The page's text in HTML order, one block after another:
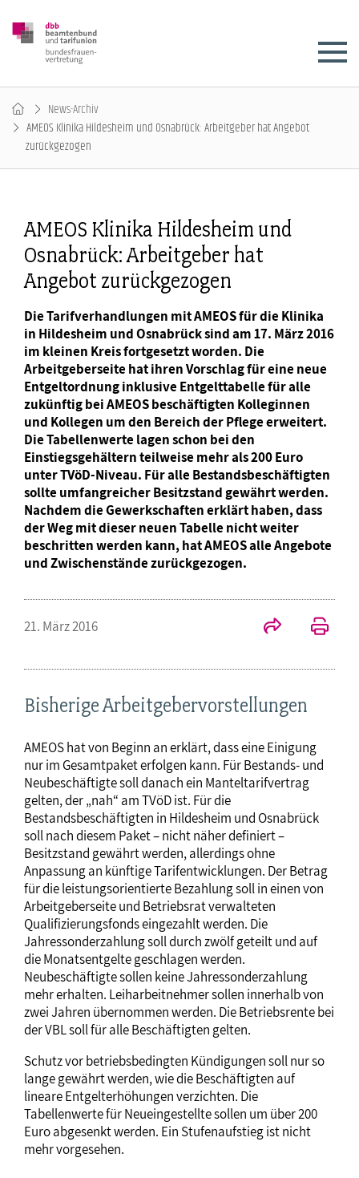
News-Archiv
AMEOS Klinika Hildesheim und Osnabrück: Arbeitgeber hat Angebot
zurückgezogen
AMEOS Klinika Hildesheim und
Osnabrück: Arbeitgeber hat
Angebot zurückgezogen
Die Tarifverhandlungen mit AMEOS für die Klinika
in Hildesheim und Osnabrück sind am 17. März 2016
im kleinen Kreis fortgesetzt worden. Die
Arbeitgeberseite hat ihren Vorschlag für eine neue
Entgeltordnung inklusive Entgelttabelle für alle
zukünftig bei AMEOS beschäftigten Kolleginnen
und Kollegen um den Bereich der Pflege erweitert.
Die Tabellenwerte lagen schon bei den
Einstiegsgehältern teilweise mehr als 200 Euro
unter TVöD-Niveau. Für alle Bestandsbeschäftigten
sollte umfangreicher Besitzstand gewährt werden.
Nachdem die Gewerkschaften erklärt haben, dass
der Weg mit dieser neuen Tabelle nicht weiter
beschritten werden kann, hat AMEOS alle Angebote
und Zwischenstände zurückgezogen.
21. März 2016
Bisherige Arbeitgebervorstellungen
AMEOS hat von Beginn an erklärt, dass eine Einigung
nur im Gesamtpaket erfolgen kann. Für Bestands- und
Neubeschäftigte soll danach ein Manteltarifvertrag
gelten, der „nah“ am TVöD ist. Für die
Bestandsbeschäftigten in Hildesheim und Osnabrück
soll nach diesem Paket – nicht näher definiert –
Besitzstand gewährt werden, allerdings ohne
Anpassung an künftige Tarifentwicklungen. Der Betrag
für die leistungsorientierte Bezahlung soll in einen von
Arbeitgeberseite und Betriebsrat verwalteten
Qualifizierungsfonds eingezahlt werden. Die
Jahressonderzahlung soll durch zwölf geteilt und auf
die Monatsentgelte geschlagen werden.
Neubeschäftigte sollen keine Jahressonderzahlung
mehr erhalten. Leiharbeitnehmer sollen innerhalb von
zwei Jahren übernommen werden. Die Betriebsrente bei
der VBL soll für alle Beschäftigten gelten.
Schutz vor betriebsbedingten Kündigungen soll nur so
lange gewährt werden, wie die Beschäftigten auf
lineare Entgelterhöhungen verzichten. Die
Tabellenwerte für Neueingestellte sollen um über 200
Euro abgesenkt werden. Ein Stufenaufstieg ist nicht
mehr vorgesehen.